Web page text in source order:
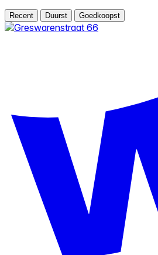
Recent Duurst Goedkoopst